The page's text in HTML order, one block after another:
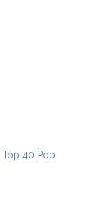
Top 40 Pop